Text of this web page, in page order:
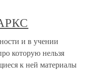
и в учении
которую нельзя
к ней материалы